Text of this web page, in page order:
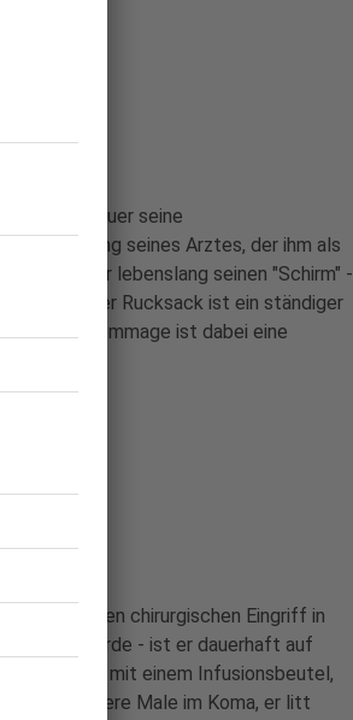
Tony Bauer seine
seines Arztes, der ihm als
dass er lebenslang seinen "Schirm" -
Dieser Rucksack ist ein ständiger
Hommage ist dabei eine
schweren chirurgischen Eingriff in
entfernt wurde - ist er dauerhaft auf
Rucksack mit einem Infusionsbeutel,
war er mehrere Male im Koma, er litt